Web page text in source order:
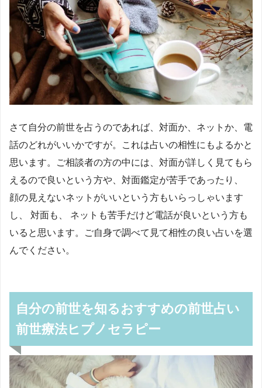
さて自分の前世を占うのであれば、対面か、ネットか、電
話のどれがいいかですが。これは占いの相性にもよるかと
思います。ご相談者の方の中には、対面が詳しく見てもら
えるので良いという方や、対面鑑定が苦手であったり、
顔の見えないネットがいいという方もいらっしゃいます
し、 対面も、 ネットも苦手だけど電話が良いという方も
いると思います。ご自身で調べて見て相性の良い占いを選
んでください。
自分の前世を知るおすすめの前世占い
前世療法ヒプノセラピー